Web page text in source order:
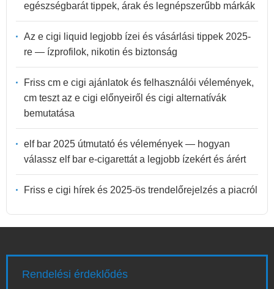
egészségbarát tippek, árak és legnépszerűbb márkák
Az e cigi liquid legjobb ízei és vásárlási tippek 2025-
re — ízprofilok, nikotin és biztonság
Friss cm e cigi ajánlatok és felhasználói vélemények,
cm teszt az e cigi előnyeiről és cigi alternatívák
bemutatása
elf bar 2025 útmutató és vélemények — hogyan
válassz elf bar e-cigarettát a legjobb ízekért és árért
Friss e cigi hírek és 2025-ös trendelőrejelzés a piacról
Rendelési érdeklődés